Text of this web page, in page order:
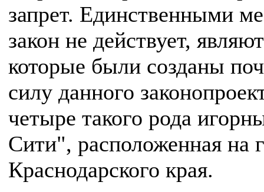
запрет. Единственными
закон не действует,
которые были созданы
силу данного
четыре такого рода
Сити", расположенная на
Краснодарского края.